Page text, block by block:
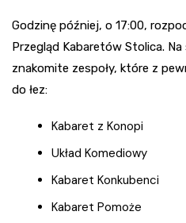
Godzinę później, o 17:00,
Przegląd Kabaretów Stolica.
znakomite zespoły, które z
do łez:
Kabaret z Konopi
Układ Komediowy
Kabaret Konkubenci
Kabaret Pomoże